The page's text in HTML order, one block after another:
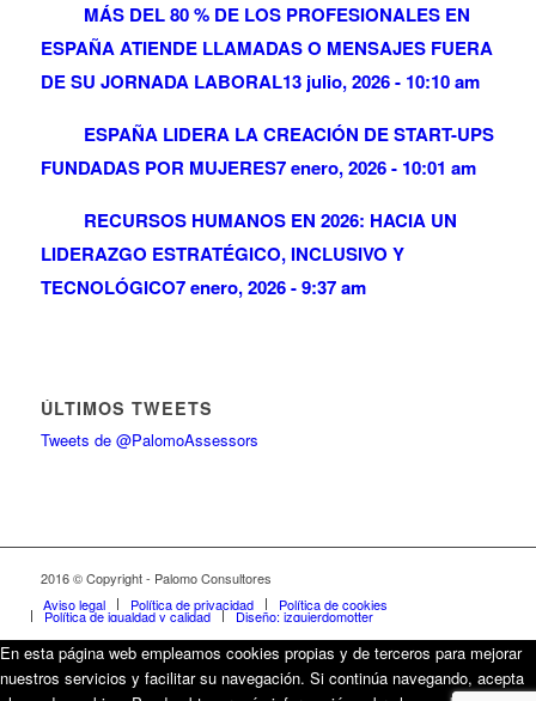
MÁS DEL 80 % DE LOS PROFESIONALES EN
ESPAÑA ATIENDE LLAMADAS O MENSAJES FUERA
DE SU JORNADA LABORAL13 julio, 2026 - 10:10 am
ESPAÑA LIDERA LA CREACIÓN DE START-UPS
FUNDADAS POR MUJERES7 enero, 2026 - 10:01 am
RECURSOS HUMANOS EN 2026: HACIA UN
LIDERAZGO ESTRATÉGICO, INCLUSIVO Y
TECNOLÓGICO7 enero, 2026 - 9:37 am
ÚLTIMOS TWEETS
Tweets de @PalomoAssessors
2016 © Copyright - Palomo Consultores
Aviso legal
Política de privacidad Política de cookies
Política de igualdad y calidad Diseño: izquierdomotter
En esta página web empleamos cookies propias y de terceros para mejorar
nuestros servicios y facilitar su navegación. Si continúa navegando, acepta